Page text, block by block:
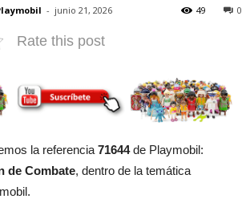
- junio 21, 2026 0
49
Rate this post
la referencia 71644de Playmobil:
de Combate, dentro de la temática